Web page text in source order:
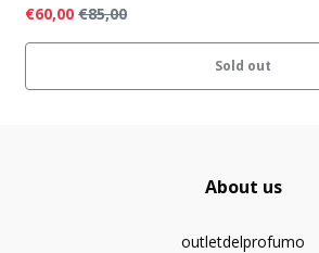
€60,00 €85,00
Sold out
About us
outletdelprofumo